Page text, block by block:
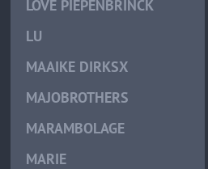
LOVE PIEPENBRINCK
LU
MAAIKE DIRKSX
MAJOBROTHERS
MARAMBOLAGE
MARIE